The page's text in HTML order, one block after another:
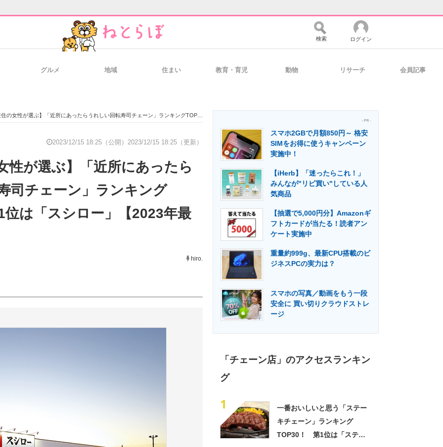
経営リーダーのコミュニティ マーケ×ITの今がよく分かる
製造業のIT導入・活用を支援
エネルギーの専門メディア 建設×テクノロジーの最前線
検索 ログイン
グルメ 地域 住まい 教育・育児 動物 リサーチ 会員記事
性が選ぶ】「近所にあったらうれしい回転寿司チェーン」ランキングTOP16！ 第1位は「スシロー」【2023年最新調査結果】
2023/12/15 18:25（公開） 2023/12/15 18:25（更新）
性が選ぶ】「近所にあったら
司チェーン」ランキング
は「スシロー」【2023年最
hiro.
- PR -
スマホ2GBで月額850円～ 格安
SIMをお得に使うキャンペーン
実施中！
【iHerb】「迷ったらこれ！」
みんなが"リピ買い"している人
気商品
【抽選で5,000円分】Amazonギ
フトカードが当たる！読者アン
ケート実施中
重量約999g、最新CPU搭載のビ
ジネスPCの実力は？
スマホの写真／動画をもう一段
安全に 買い切りクラウドストレ
ージ
「チェーン店」のアクセスランキン
グ
1
一番おいしいと思う「ステー
キチェーン」ランキング
TOP30！ 第1位は「ステー